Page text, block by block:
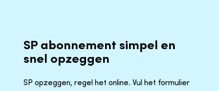
SP abonnement simpel en
snel opzeggen
SP opzeggen, regel het online. Vul het formulier